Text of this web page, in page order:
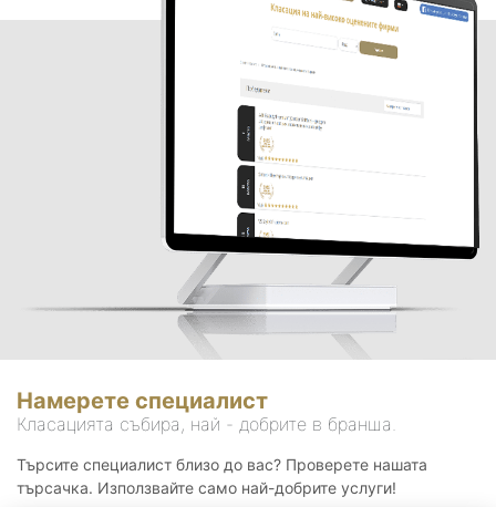
Намерете специалист
Класацията събира, най - добрите в бранша.
Търсите специалист близо до вас? Проверете нашата
търсачка. Използвайте само най-добрите услуги!